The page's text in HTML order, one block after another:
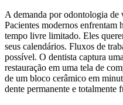
A demanda por odontologia de
Pacientes modernos enfrentam
tempo livre limitado. Eles
seus calendários. Fluxos de
possível. O dentista captura
restauração em uma tela de
de um bloco cerâmico em
dente permanente e totalmente